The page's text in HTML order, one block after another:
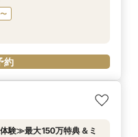
約
験≫最大150万特典＆ミ